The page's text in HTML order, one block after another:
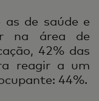
as de saúde e
na área de
42% das
reagir a um
44%.